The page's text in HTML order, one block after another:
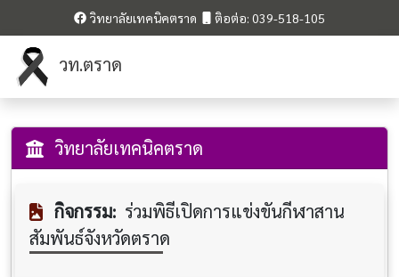
วิทยาลัยเทคนิคตราด ติอต่อ: 039-518-105
วท.ตราด
วิทยาลัยเทคนิคตราด
กิจกรรม: ร่วมพิธีเปิดการแข่งขันกีฬาสาน
สัมพันธ์จังหวัดตราด